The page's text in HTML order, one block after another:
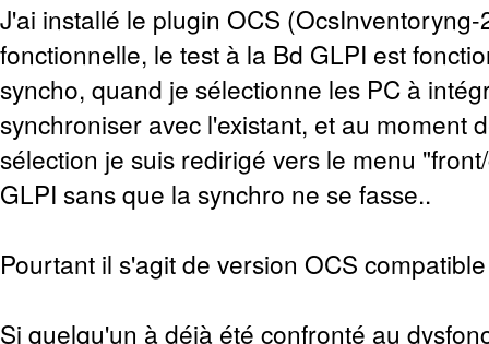
J'ai installé le plugin OCS
fonctionnelle, le test à la Bd GLPI est
syncho, quand je sélectionne les PC à
synchroniser avec l'existant, et au moment
sélection je suis redirigé vers le menu
GLPI sans que la synchro ne se fasse..
Pourtant il s'agit de version OCS
Si quelqu'un à déjà été confronté au